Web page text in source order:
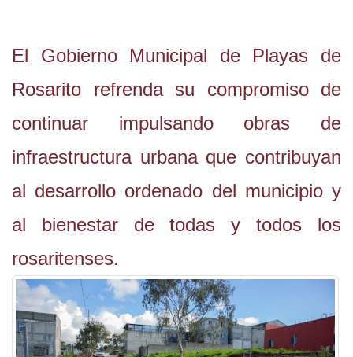
El Gobierno Municipal de Playas de
Rosarito refrenda su compromiso de
continuar impulsando obras de
infraestructura urbana que contribuyan
al desarrollo ordenado del municipio y
al bienestar de todas y todos los
rosaritenses.